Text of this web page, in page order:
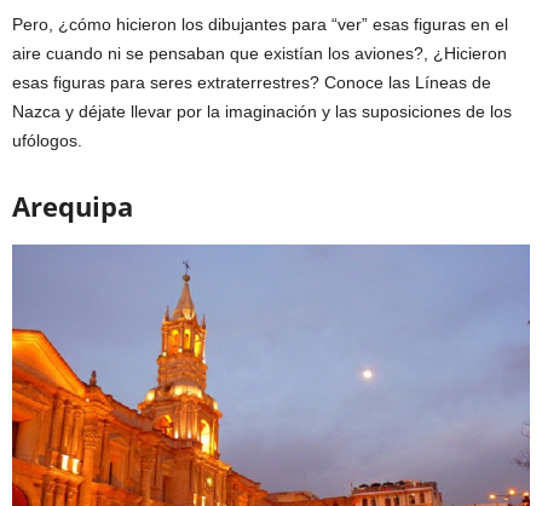
Pero, ¿cómo hicieron los dibujantes para “ver” esas figuras en el
aire cuando ni se pensaban que existían los aviones?, ¿Hicieron
esas figuras para seres extraterrestres? Conoce las Líneas de
Nazca y déjate llevar por la imaginación y las suposiciones de los
ufólogos.
Arequipa